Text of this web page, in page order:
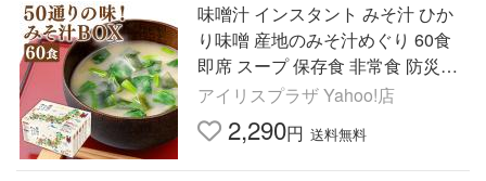
味噌汁 インスタント みそ汁 ひか
り味噌 産地のみそ汁めぐり 60食
即席 スープ 保存食 非常食 防災食
わかめ 油あげ 豆腐 長ねぎ
アイリスプラザ Yahoo!店
2,290円 送料無料